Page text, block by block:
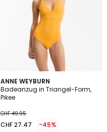
ANNE WEYBURN
Badeanzug in Triangel-Form,
Pikee
CHF 49.95
CHF 27.47 -45%
4.5
/ 5